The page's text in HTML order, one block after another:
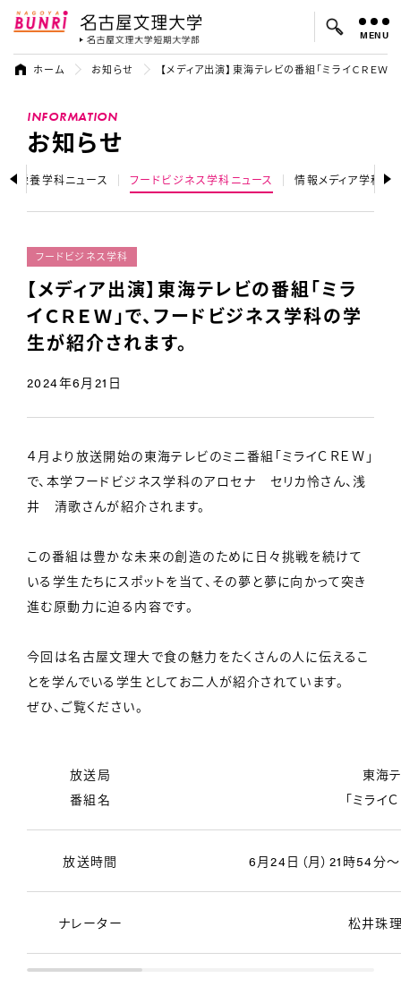
名古屋文理大学 名古屋文理大
よく検索されているキーワード：
MENU
ホーム お知らせ 【メディア出演】東海テレビの番組「ミライＣＲＥＷ
INFORMATION
お知らせ
康栄養学科ニュース フードビジネス学科ニュース 情報メディア学科ニ
フードビジネス学科
【メディア出演】東海テレビの番組「ミラ
イＣＲＥＷ」で、フードビジネス学科の学
生が紹介されます。
2024年6月21日
４月より放送開始の東海テレビのミニ番組「ミライＣＲＥＷ」
で、本学フードビジネス学科のアロセナ セリカ怜さん、浅
井 清歌さんが紹介されます。
この番組は豊かな未来の創造のために日々挑戦を続けて
いる学生たちにスポットを当て、その夢と夢に向かって突き
進む原動力に迫る内容です。
今回は名古屋文理大で食の魅力をたくさんの人に伝えるこ
とを学んでいる学生としてお二人が紹介されています。
ぜひ、ご覧ください。
放送局
番組名
東海
「ミライ
放送時間 6月24日（月）21時54分
ナレーター 松井珠